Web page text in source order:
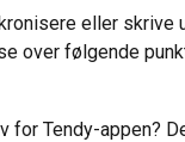
eller skrive
over følgende
for Tendy-appen?